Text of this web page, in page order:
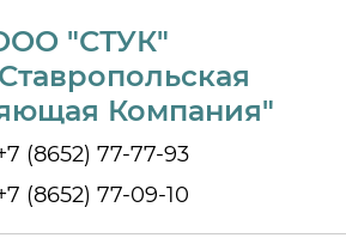
"СТУК"
Компания"
(8652) 77-77-93
(8652) 77-09-10